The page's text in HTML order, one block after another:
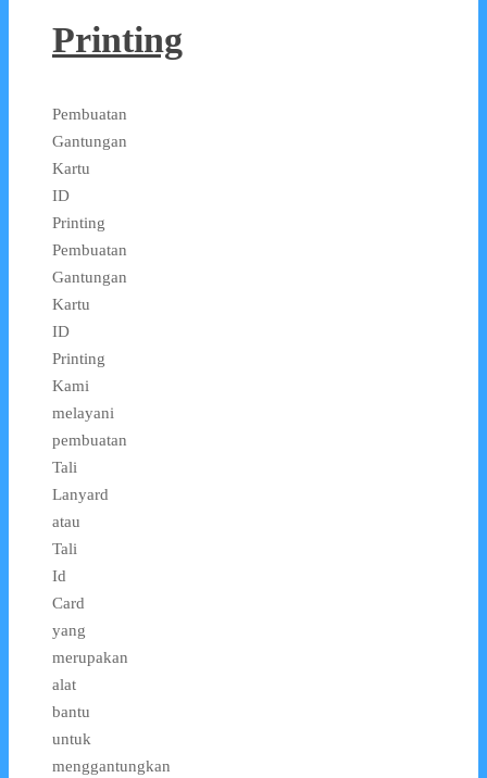
Printing
Pembuatan
Gantungan
Kartu
ID
Printing
Pembuatan
Gantungan
Kartu
ID
Printing
Kami
melayani
pembuatan
Tali
Lanyard
atau
Tali
Id
Card
yang
merupakan
alat
bantu
untuk
menggantungkan